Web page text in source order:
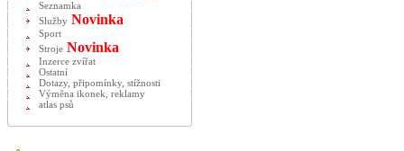
Seznamka
Služby Novinka
Sport
Stroje Novinka
Inzerce zvířat
Ostatní
Dotazy, připomínky, stížnosti
Výměna ikonek, reklamy
atlas psů